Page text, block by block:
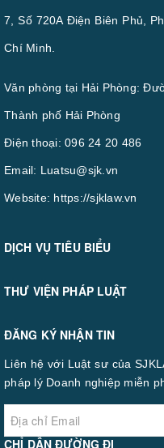
7, Số 720A Điện Biên Phủ,
Chí Minh.
Văn phòng tại Hải Phòng:
Thành phố Hải Phòng
Điện thoại: 096 24 20 486
Email: Luatsu@sjk.vn
Website: https://sjklaw.vn
DỊCH VỤ TIÊU BIỂU
THƯ VIỆN PHÁP LUẬT
ĐĂNG KÝ NHẬN TIN
Liên hệ với Luật sư của
pháp lý Doanh nghiệp miễn
CHỈ DẪN ĐƯỜNG ĐI